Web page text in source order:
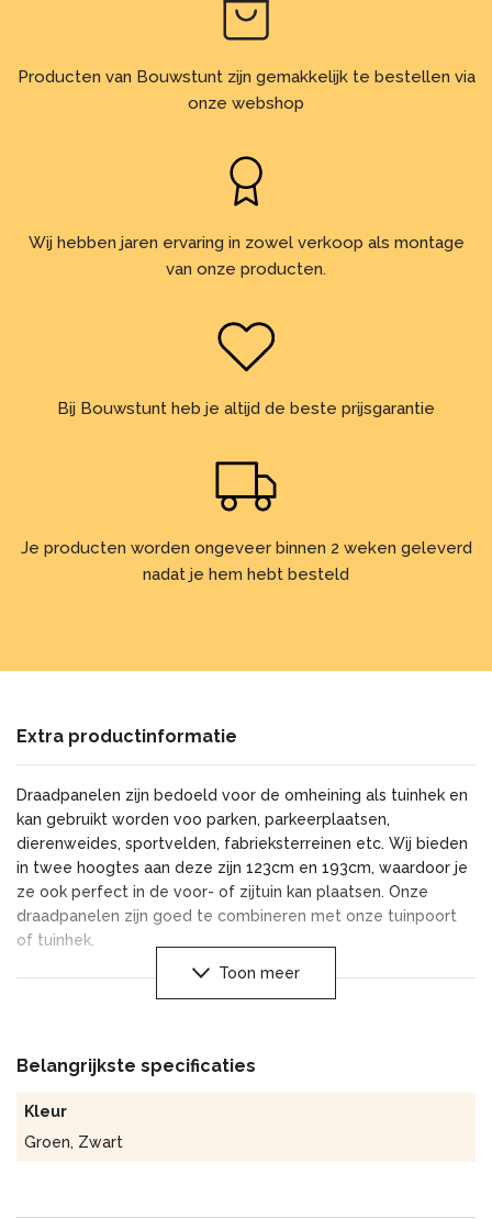
Producten van Bouwstunt zijn gemakkelijk te bestellen via
onze webshop
Wij hebben jaren ervaring in zowel verkoop als montage
van onze producten.
Bij Bouwstunt heb je altijd de beste prijsgarantie
Je producten worden ongeveer binnen 2 weken geleverd
nadat je hem hebt besteld
Extra productinformatie
Draadpanelen zijn bedoeld voor de omheining als tuinhek en
kan gebruikt worden voo parken, parkeerplaatsen,
dierenweides, sportvelden, fabrieksterreinen etc. Wij bieden
in twee hoogtes aan deze zijn 123cm en 193cm, waardoor je
ze ook perfect in de voor- of zijtuin kan plaatsen. Onze
draadpanelen zijn goed te combineren met onze tuinpoort
of tuinhek.
Het draadpaneel is gemaakt van staaldraad, verzinkt en
sterker gemaakt. De draadpanelen hebben hetzelfde model
als van Bekafor, maar de palen en koppelstukken zijn steviger
Toon meer
Belangrijkste specificaties
Kleur
Groen, Zwart